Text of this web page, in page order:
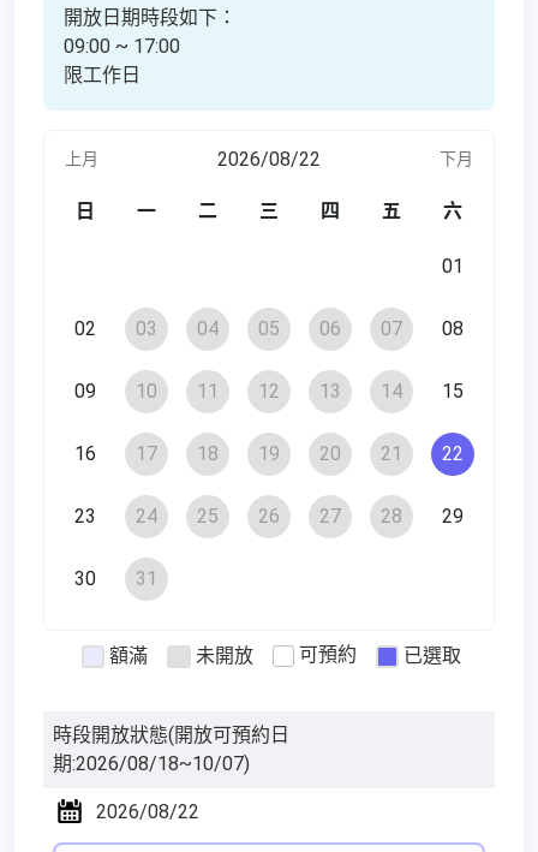
開放日期時段如下：
09:00 ~ 17:00
限工作日
上月 2026/08/22 下月
日 一 二 三 四 五 六
01
02 03 04 05 06 07 08
09 10 11 12 13 14 15
16 17 18 19 20 21 22
23 24 25 26 27 28 29
30 31
額滿 未開放 可預約 已選取
時段開放狀態(開放可預約日
期:2026/08/18~10/07)
2026/08/22